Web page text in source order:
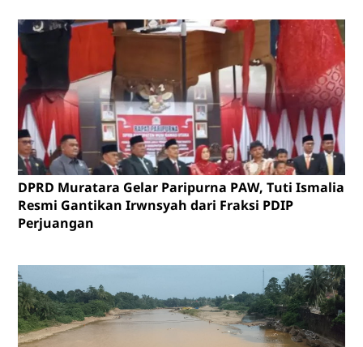
DPRD Muratara Gelar Paripurna PAW, Tuti Ismalia
Resmi Gantikan Irwnsyah dari Fraksi PDIP
Perjuangan